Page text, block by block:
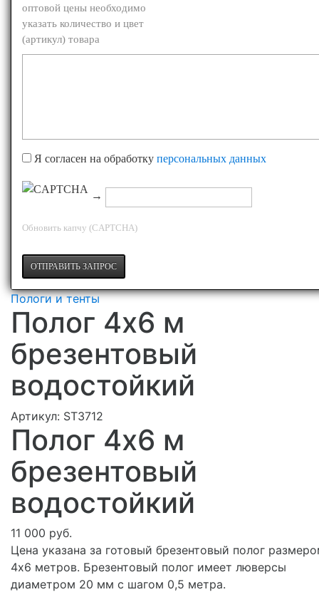
оптовой цены необходимо
указать количество и цвет
(артикул) товара
Я согласен на обработку персональных данных
→
Обновить капчу (CAPTCHA)
Пологи и тенты
Полог 4х6 м
брезентовый
водостойкий
Артикул: ST3712
Полог 4х6 м
брезентовый
водостойкий
11 000 руб.
Цена указана за готовый брезентовый полог
4х6 метров. Брезентовый полог имеет люверсы
диаметром 20 мм с шагом 0,5 метра.